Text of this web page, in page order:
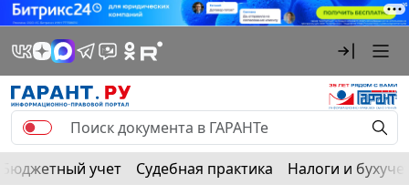
Бюджетный учет Судебная практика Налоги и